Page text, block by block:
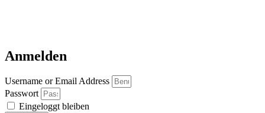
Anmelden
Username or Email Address
Passwort
Eingeloggt bleiben